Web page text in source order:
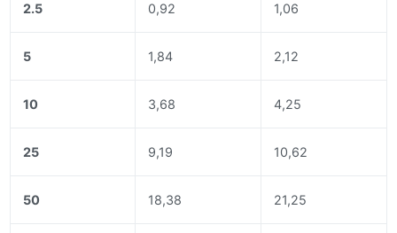
2.5 0,92 1,06
5 1,84 2,12
10 3,68 4,25
25 9,19 10,62
50 18,38 21,25